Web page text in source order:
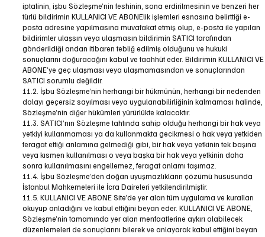
iptalinin, işbu Sözleşme’nin feshinin, sona erdirilmesinin ve benzeri her
türlü bildirimin KULLANICI VE ABONElik işlemleri esnasına belirttiği e-
posta adresine yapılmasına muvafakat etmiş olup, e-posta ile yapılan
bildirimler ulaşsın veya ulaşmasın bildirimin SATICI tarafından
gönderildiği andan itibaren tebliğ edilmiş olduğunu ve hukuki
sonuçlarını doğuracağını kabul ve taahhüt eder. Bildirimin KULLANICI VE
ABONE’ye geç ulaşması veya ulaşmamasından ve sonuçlarından
SATICI sorumlu değildir.
11.2. İşbu Sözleşme’nin herhangi bir hükmünün, herhangi bir nedenden
dolayı geçersiz sayılması veya uygulanabilirliğinin kalmaması halinde,
Sözleşme’nin diğer hükümleri yürürlükte kalacaktır.
11.3. SATICI’nın Sözleşme tahtında sahip olduğu herhangi bir hak veya
yetkiyi kullanmaması ya da kullanmakta gecikmesi o hak veya yetkiden
feragat ettiği anlamına gelmediği gibi, bir hak veya yetkinin tek başına
veya kısmen kullanılması o veya başka bir hak veya yetkinin daha
sonra kullanılmasını engellemez, feragat anlamı taşımaz.
11.4. İşbu Sözleşme’den doğan uyuşmazlıkların çözümü hususunda
İstanbul Mahkemeleri ile İcra Daireleri yetkilendirilmiştir.
11.5. KULLANICI VE ABONE Site’de yer alan tüm uygulama ve kuralları
okuyup anladığını ve kabul ettiğini beyan eder. KULLANICI VE ABONE,
Sözleşme’nin tamamında yer alan menfaatlerine aykırı olabilecek
düzenlemeleri de sonuçlarını bilerek ve anlayarak kabul ettiğini beyan